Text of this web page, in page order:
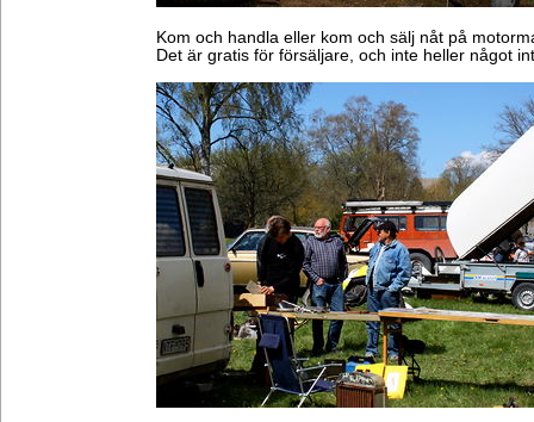
Kom och handla eller kom och sälj nåt på
Det är gratis för försäljare, och inte heller något